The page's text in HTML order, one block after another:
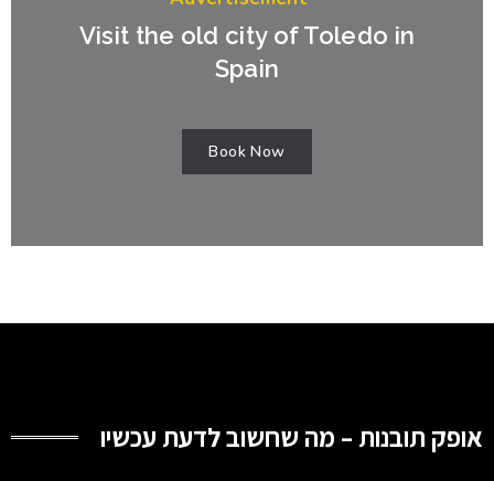
Visit the old city of Toledo in
Spain
Book Now
אופק תובנות – מה שחשוב לדעת עכשיו